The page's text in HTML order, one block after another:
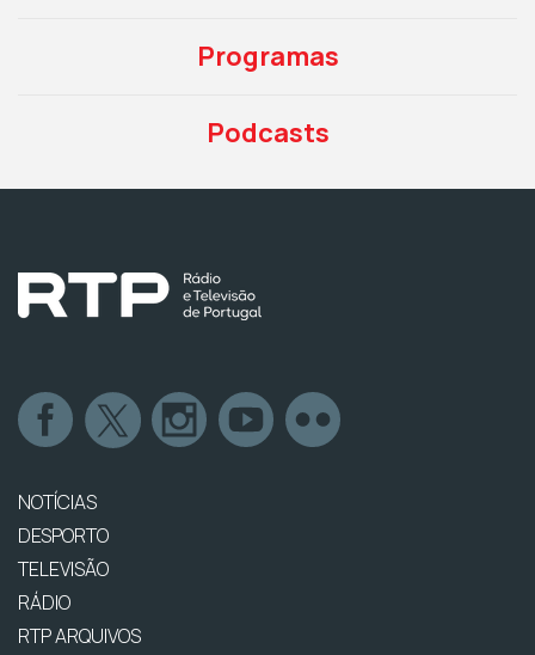
Programas
Podcasts
NOTÍCIAS
DESPORTO
TELEVISÃO
RÁDIO
RTP ARQUIVOS